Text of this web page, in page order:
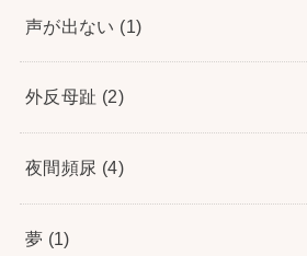
声が出ない (1)
外反母趾 (2)
夜間頻尿 (4)
夢 (1)